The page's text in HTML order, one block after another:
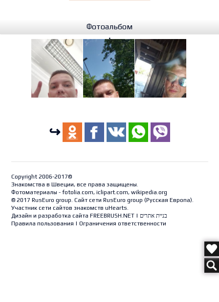
Фотоальбом
⋮
↪
Copyright 2006-2017©
Знакомства в Швеции, все права защищены.
Фотоматериалы - fotolia.com, iclipart.com, wikipedia.org
© 2017 RusEuro group. Сайт сети RusEuro group (Русская Европа).
Участник сети сайтов знакомств uHearts.
Дизайн и разработка сайта FREEBRUSH.NET| בניית אתרים
Правила пользования | Ограничения ответственности